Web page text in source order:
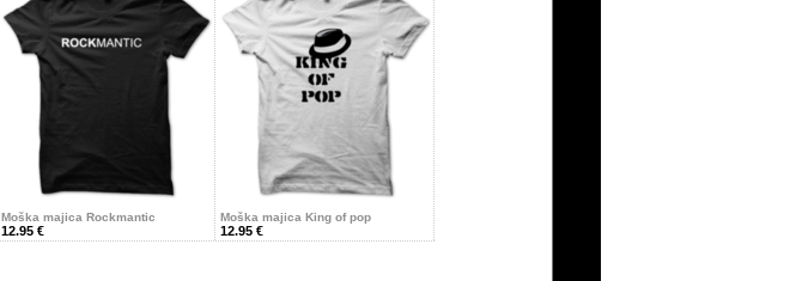
Moška majica Rockmantic
12.95 €
Moška majica King of pop
12.95 €